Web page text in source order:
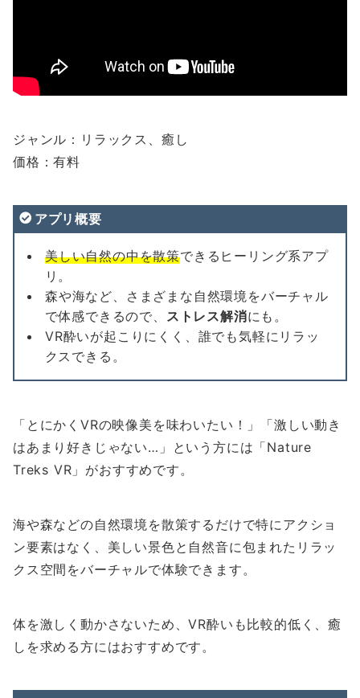
ジャンル：リラックス、癒し
価格：有料
アプリ概要
美しい自然の中を散策できるヒーリング系アプ
リ。
森や海など、さまざまな自然環境をバーチャル
で体感できるので、 ストレス解消にも。
VR酔いが起こりにくく、誰でも気軽にリラッ
クスできる。
「とにかくVRの映像美を味わいたい！」「激しい動き
はあまり好きじゃない…」という方には「Nature
Treks VR」がおすすめです。
海や森などの自然環境を散策するだけで特にアクショ
ン要素はなく、美しい景色と自然音に包まれたリラッ
クス空間をバーチャルで体験できます。
体を激しく動かさないため、VR酔いも比較的低く、癒
しを求める方にはおすすめです。